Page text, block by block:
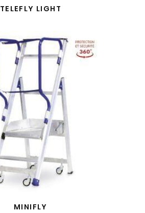
TELEFLY LIGHT
MINIFLY